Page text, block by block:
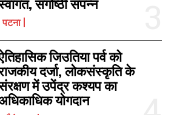
संगोष्ठी संपन्न
पटना
जिउतिया पर्व को
दर्जा, लोकसंस्कृति के
में उपेंद्र कश्यप का
योगदान